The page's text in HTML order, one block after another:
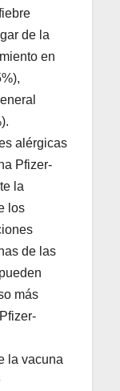
de la
en
alérgicas
Pfizer-
la
los
de las
más
la vacuna